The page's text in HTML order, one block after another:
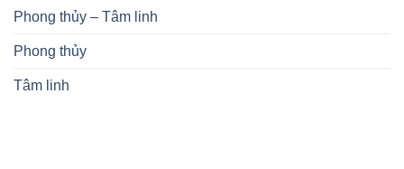
Phong thủy – Tâm linh
Phong thủy
Tâm linh